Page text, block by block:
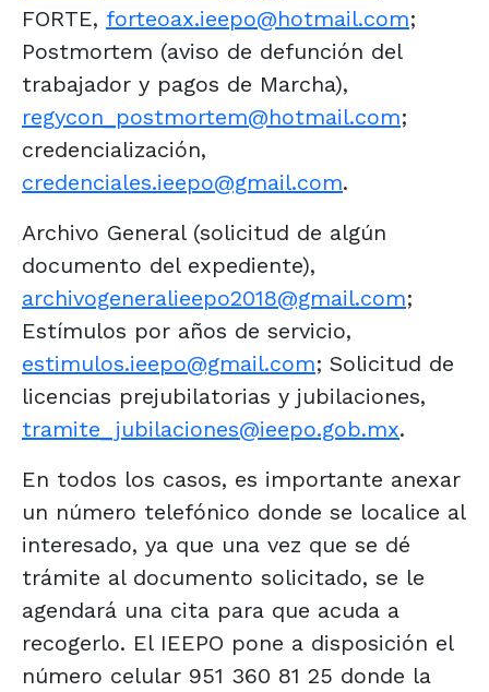
FORTE, forteoax.ieepo@hotmail.com;
Postmortem (aviso de defunción del
trabajador y pagos de Marcha),
regycon_postmortem@hotmail.com;
credencialización,
credenciales.ieepo@gmail.com.
Archivo General (solicitud de algún
documento del expediente),
archivogeneralieepo2018@gmail.com;
Estímulos por años de servicio,
estimulos.ieepo@gmail.com; Solicitud de
licencias prejubilatorias y jubilaciones,
tramite_jubilaciones@ieepo.gob.mx.
En todos los casos, es importante anexar
un número telefónico donde se localice al
interesado, ya que una vez que se dé
trámite al documento solicitado, se le
agendará una cita para que acuda a
recogerlo. El IEEPO pone a disposición el
número celular 951 360 81 25 donde la